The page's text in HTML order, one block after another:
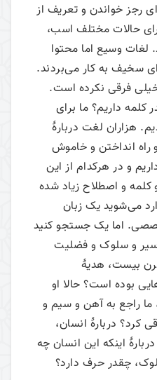
رجز خواندن و تعریف از
حالات مختلف اسب،
وسیع اما محتوا
سخیف به کار می‌‌بردند.
خیلی فرقی نکرده است.
داریم؟ ما برای
هزاران لغت دربارۀ
انداختن و خاموش
و در هرکدام از این
و اصطلاح زیاد شده
می‌‌شوید یک‌ زبان
اما یک جستجو کنید
سیر و سلوک و فضلیت
بیست، هدیۀ
بوده است؟ حالا او
راجع به آهن و سیم و
کرد؟ دربارۀ انسان،
اینکه این انسان چه
چقدر حرف دارد؟